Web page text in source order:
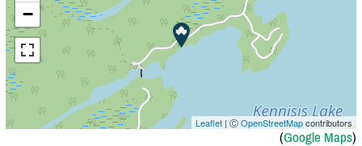
−
Leaflet | ⒸOpenStreetMapcontributors
(Google Maps)